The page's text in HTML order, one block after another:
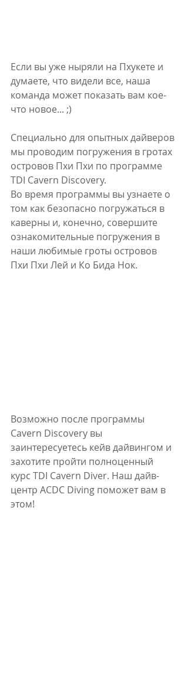
Если вы уже ныряли на Пхукете и
думаете, что видели все, наша
команда может показать вам кое-
что новое... ;)
Специально для опытных дайверов
мы проводим погружения в гротах
островов Пхи Пхи по программе
TDI Cavern Discovery.
Во время программы вы узнаете о
том как безопасно погружаться в
каверны и, конечно, совершите
ознакомительные погружения в
наши любимые гроты островов
Пхи Пхи Лей и Ко Бида Нок.
Возможно после программы
Cavern Discovery вы
заинтересуетесь кейв дайвингом и
захотите пройти полноценный
курс TDI Cavern Diver. Наш дайв-
центр ACDC Diving поможет вам в
этом!